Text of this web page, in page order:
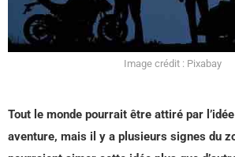
Image crédit : Pixabay
Tout le monde pourrait être attiré par
aventure, mais il y a plusieurs signes du